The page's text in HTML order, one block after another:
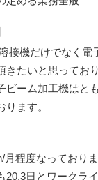
接機だけでなく電
たいと思っており
ーム加工機はと
ます。
程度なっておりま
日とワークラ